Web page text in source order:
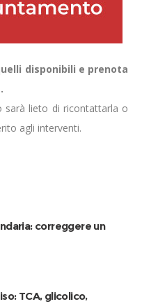
disponibili e prenota
sarà lieto di ricontattarla o
agli interventi.
correggere un
TCA, glicolico,